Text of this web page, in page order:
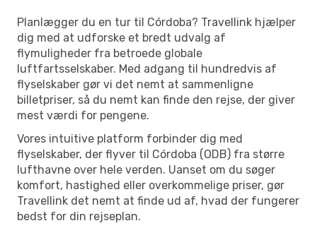
Planlægger du en tur til Córdoba? Travellink hjælper
dig med at udforske et bredt udvalg af
flymuligheder fra betroede globale
luftfartsselskaber. Med adgang til hundredvis af
flyselskaber gør vi det nemt at sammenligne
billetpriser, så du nemt kan finde den rejse, der giver
mest værdi for pengene.
Vores intuitive platform forbinder dig med
flyselskaber, der flyver til Córdoba (ODB) fra større
lufthavne over hele verden. Uanset om du søger
komfort, hastighed eller overkommelige priser, gør
Travellink det nemt at finde ud af, hvad der fungerer
bedst for din rejseplan.